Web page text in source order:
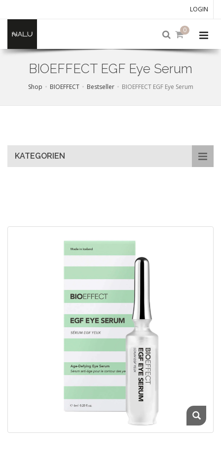
LOGIN
0
BIOEFFECT EGF Eye Serum
Shop BIOEFFECT Bestseller BIOEFFECT EGF Eye Serum
KATEGORIEN